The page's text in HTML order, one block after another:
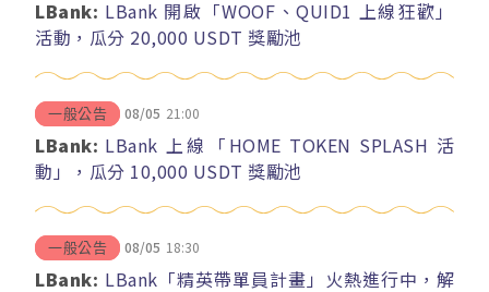
LBank: LBank 開啟「WOOF、QUID1 上線狂歡」
活動，瓜分 20,000 USDT 獎勵池
一般公告 08/05 21:00
LBank: LBank 上線「HOME TOKEN SPLASH 活
動」，瓜分 10,000 USDT 獎勵池
一般公告 08/05 18:30
LBank: LBank「精英帶單員計畫」火熱進行中，解